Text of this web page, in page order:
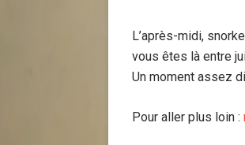
L’après-midi,
vous êtes là entre
Un moment assez
Pour aller plus loin :